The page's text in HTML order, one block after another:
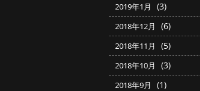
2019年1月 (3)
2018年12月 (6)
2018年11月 (5)
2018年10月 (3)
2018年9月 (1)